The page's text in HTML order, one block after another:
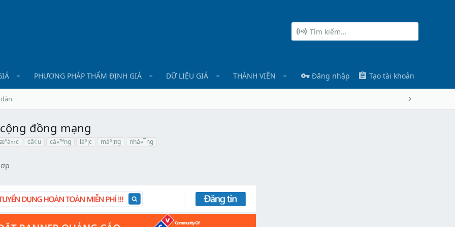
PHƯƠNG PHÁP THẨM ĐỊNH GIÁ DỮ LIỆU GIÁ THÀNH VIÊN Đăng nhập Tạo tài khoản
đồng mạng
cã¢u cá»™ng láº¡c máº¡ng nhá»¯ng